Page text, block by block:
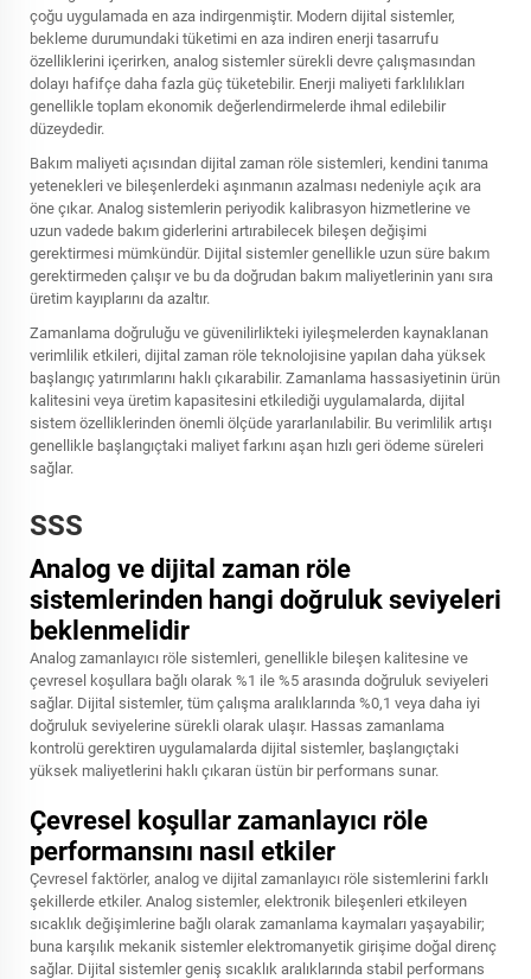
çoğu uygulamada en aza indirgenmiştir. Modern dijital sistemler,
bekleme durumundaki tüketimi en aza indiren enerji tasarrufu
özelliklerini içerirken, analog sistemler sürekli devre çalışmasından
dolayı hafifçe daha fazla güç tüketebilir. Enerji maliyeti farklılıkları
genellikle toplam ekonomik değerlendirmelerde ihmal edilebilir
düzeydedir.
Bakım maliyeti açısından dijital zaman röle sistemleri, kendini tanıma
yetenekleri ve bileşenlerdeki aşınmanın azalması nedeniyle açık ara
öne çıkar. Analog sistemlerin periyodik kalibrasyon hizmetlerine ve
uzun vadede bakım giderlerini artırabilecek bileşen değişimi
gerektirmesi mümkündür. Dijital sistemler genellikle uzun süre bakım
gerektirmeden çalışır ve bu da doğrudan bakım maliyetlerinin yanı sıra
üretim kayıplarını da azaltır.
Zamanlama doğruluğu ve güvenilirlikteki iyileşmelerden kaynaklanan
verimlilik etkileri, dijital zaman röle teknolojisine yapılan daha yüksek
başlangıç yatırımlarını haklı çıkarabilir. Zamanlama hassasiyetinin ürün
kalitesini veya üretim kapasitesini etkilediği uygulamalarda, dijital
sistem özelliklerinden önemli ölçüde yararlanılabilir. Bu verimlilik artışı
genellikle başlangıçtaki maliyet farkını aşan hızlı geri ödeme süreleri
sağlar.
SSS
Analog ve dijital zaman röle
sistemlerinden hangi doğruluk seviyeleri
beklenmelidir
Analog zamanlayıcı röle sistemleri, genellikle bileşen kalitesine ve
çevresel koşullara bağlı olarak %1 ile %5 arasında doğruluk seviyeleri
sağlar. Dijital sistemler, tüm çalışma aralıklarında %0,1 veya daha iyi
doğruluk seviyelerine sürekli olarak ulaşır. Hassas zamanlama
kontrolü gerektiren uygulamalarda dijital sistemler, başlangıçtaki
yüksek maliyetlerini haklı çıkaran üstün bir performans sunar.
Çevresel koşullar zamanlayıcı röle
performansını nasıl etkiler
Çevresel faktörler, analog ve dijital zamanlayıcı röle sistemlerini farklı
şekillerde etkiler. Analog sistemler, elektronik bileşenleri etkileyen
sıcaklık değişimlerine bağlı olarak zamanlama kaymaları yaşayabilir;
buna karşılık mekanik sistemler elektromanyetik girişime doğal direnç
sağlar. Dijital sistemler geniş sıcaklık aralıklarında stabil performans